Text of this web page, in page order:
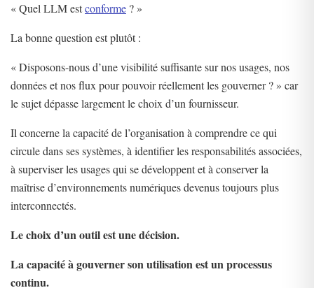
« Quel LLM estconforme ? »
La bonne question est plutôt :
« Disposons-nous d’une visibilité suffisante sur nos usages, nos
données et nos flux pour pouvoir réellement les gouverner ? » car
le sujet dépasse largement le choix d’un fournisseur.
Il concerne la capacité de l’organisation à comprendre ce qui
circule dans ses systèmes, à identifier les responsabilités associées,
à superviser les usages qui se développent et à conserver la
maîtrise d’environnements numériques devenus toujours plus
interconnectés.
Le choix d’un outil est une décision.
La capacité à gouverner son utilisation est un processus
continu.